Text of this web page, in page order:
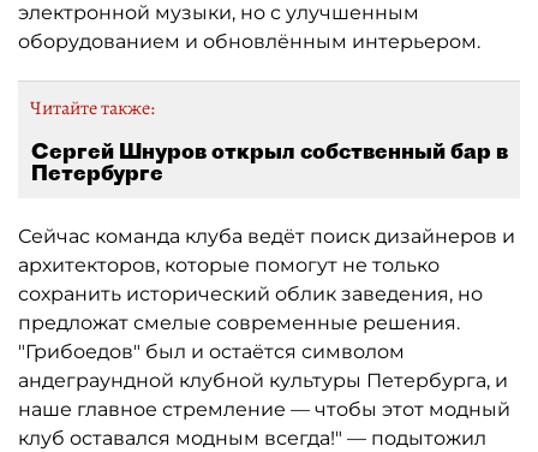
электронной музыки, но с улучшенным
оборудованием и обновлённым интерьером.
Читайте также:
Сергей Шнуров открыл собственный бар в
Петербурге
Сейчас команда клуба ведёт поиск дизайнеров и
архитекторов, которые помогут не только
сохранить исторический облик заведения, но
предложат смелые современные решения.
"Грибоедов" был и остаётся символом
андеграундной клубной культуры Петербурга, и
наше главное стремление — чтобы этот модный
клуб оставался модным всегда!" — подытожил